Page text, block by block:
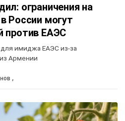
ограничения на
России могут
против ЕАЭС
имиджа ЕАЭС из-за
Армении
,